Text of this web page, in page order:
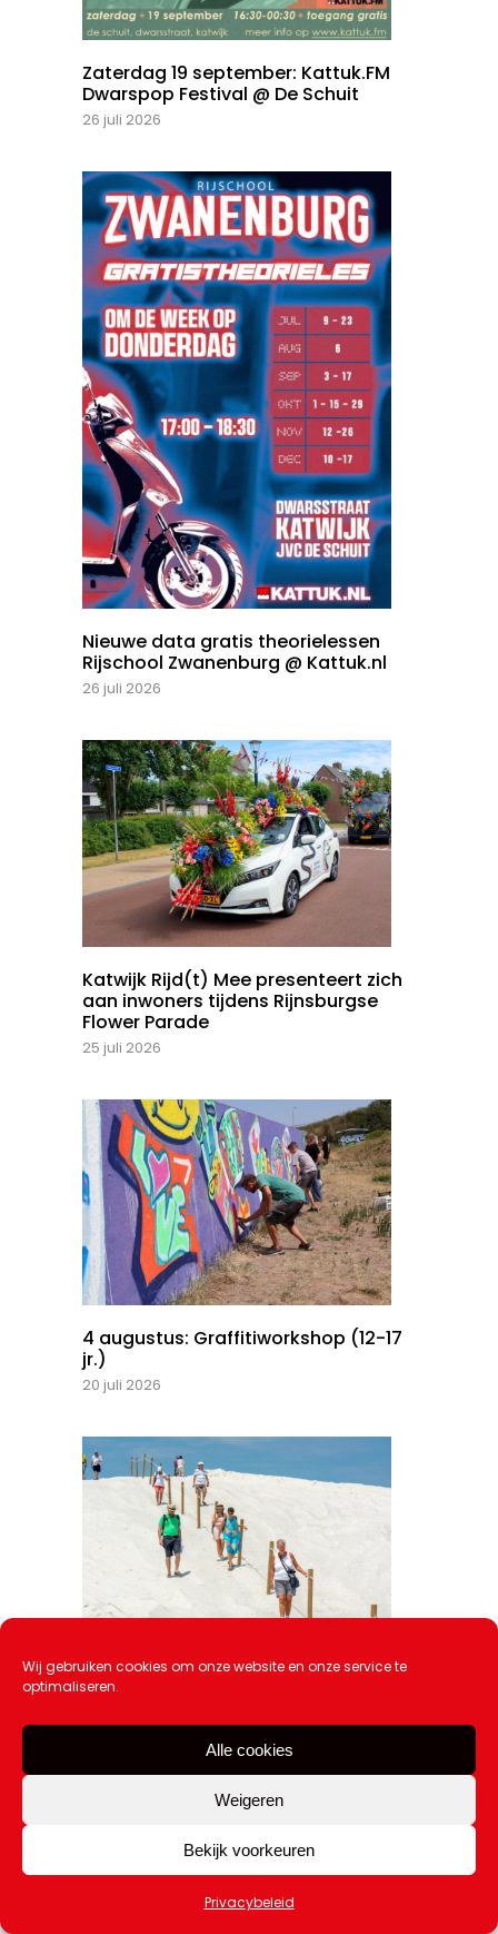
Wij gebruiken cookies om onze website en onze service te
optimaliseren.
Alle cookies
Weigeren
Bekijk voorkeuren
Privacybeleid
Zaterdag 19 september: Kattuk.FM
Dwarspop Festival @ De Schuit
26 juli 2026
Nieuwe data gratis theorielessen
Rijschool Zwanenburg @ Kattuk.nl
26 juli 2026
Katwijk Rijd(t) Mee presenteert zich
aan inwoners tijdens Rijnsburgse
Flower Parade
25 juli 2026
4 augustus: Graffitiworkshop (12-17
jr.)
20 juli 2026
Zomer in Katwijk: 80 gratis
activiteiten voor jong & oud
20 juli 2026